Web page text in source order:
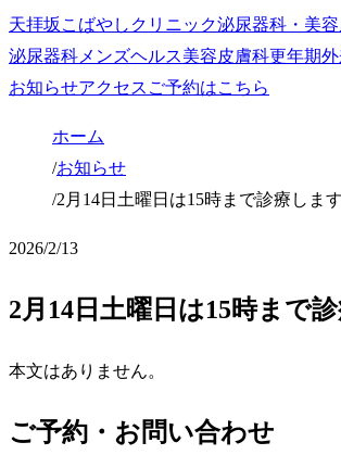
天拝坂こばやしクリニック泌尿器科・美
泌尿器科 メンズヘルス美容皮膚科更年期
お知らせアクセス ご予約はこちら
ホーム
/お知らせ
/2月14日土曜日は15時まで診療します
2026/2/13
2月14日土曜日は15時まで診
本文はありません。
ご予約・お問い合わせ